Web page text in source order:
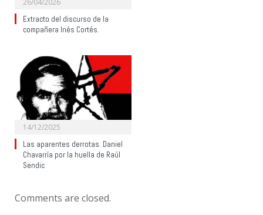
26/04/2026
Extracto del discurso de la
compañera Inés Cortés.
14/12/2025
Las aparentes derrotas. Daniel
Chavarría por la huella de Raúl
Sendic
Comments are closed.